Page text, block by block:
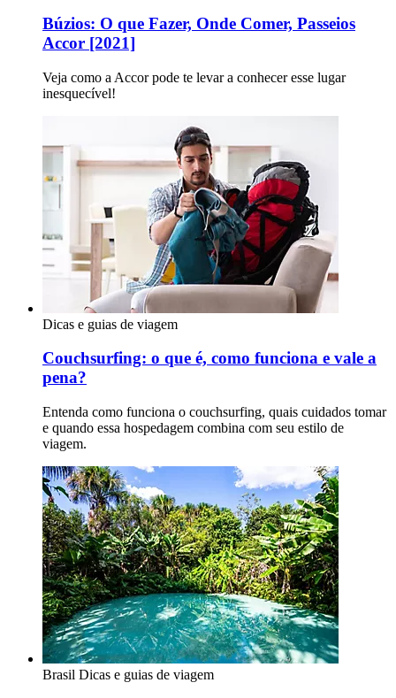
Búzios: O que Fazer, Onde Comer, Passeios
Accor [2021]
Veja como a Accor pode te levar a conhecer esse lugar
inesquecível!
Dicas e guias de viagem
Couchsurfing: o que é, como funciona e vale a
pena?
Entenda como funciona o couchsurfing, quais cuidados tomar
e quando essa hospedagem combina com seu estilo de
viagem.
Brasil Dicas e guias de viagem